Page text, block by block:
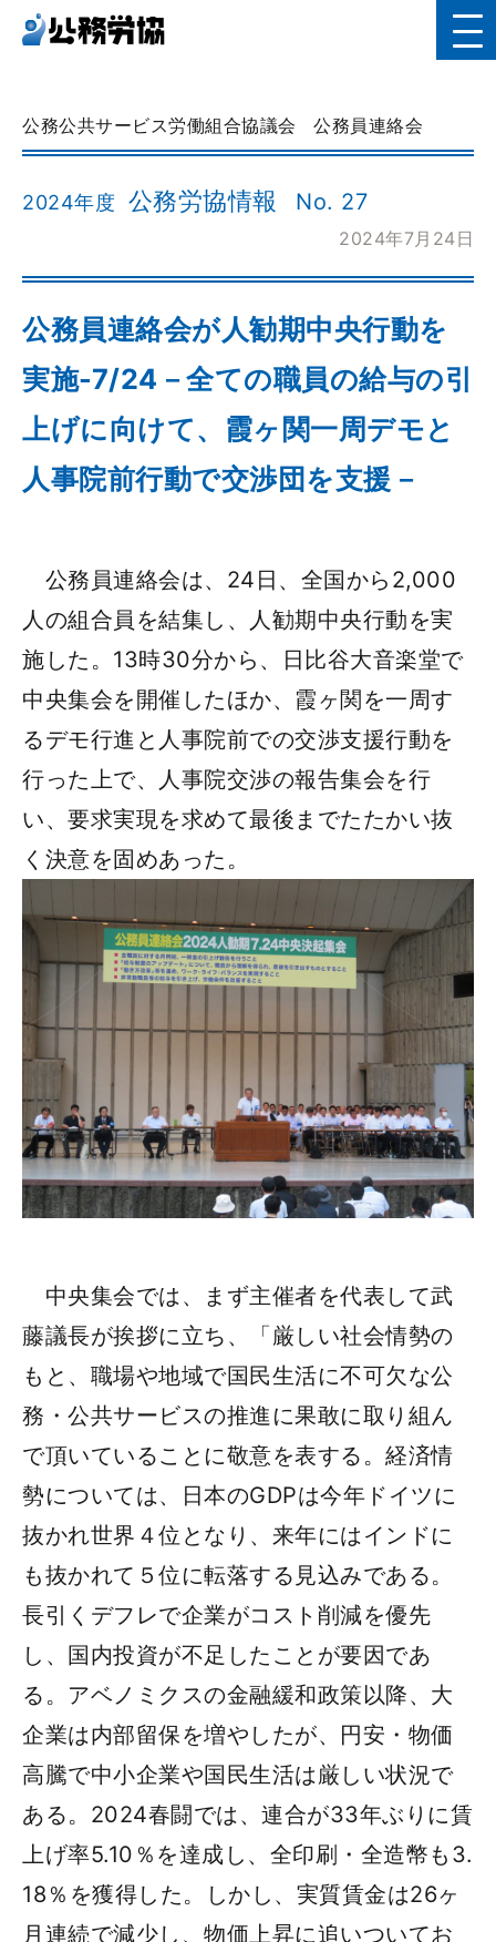
公務公共サービス労働組合協議会 公務員連絡会
2024年度 公務労協情報 No. 27
2024年7月24日
公務員連絡会が人勧期中央行動を
実施-7/24－全ての職員の給与の引
上げに向けて、霞ヶ関一周デモと
人事院前行動で交渉団を支援－
公務員連絡会は、24日、全国から2,000
人の組合員を結集し、人勧期中央行動を実
施した。13時30分から、日比谷大音楽堂で
中央集会を開催したほか、霞ヶ関を一周す
るデモ行進と人事院前での交渉支援行動を
行った上で、人事院交渉の報告集会を行
い、要求実現を求めて最後までたたかい抜
く決意を固めあった。
中央集会では、まず主催者を代表して武
藤議長が挨拶に立ち、「厳しい社会情勢の
もと、職場や地域で国民生活に不可欠な公
務・公共サービスの推進に果敢に取り組ん
で頂いていることに敬意を表する。経済情
勢については、日本のGDPは今年ドイツに
抜かれ世界４位となり、来年にはインドに
も抜かれて５位に転落する見込みである。
長引くデフレで企業がコスト削減を優先
し、国内投資が不足したことが要因であ
る。アベノミクスの金融緩和政策以降、大
企業は内部留保を増やしたが、円安・物価
高騰で中小企業や国民生活は厳しい状況で
ある。2024春闘では、連合が33年ぶりに賃
上げ率5.10％を達成し、全印刷・全造幣も3.
18％を獲得した。しかし、実質賃金は26ヶ
月連続で減少し、物価上昇に追いついてお